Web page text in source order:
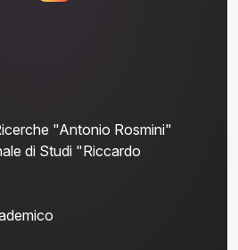
"Antonio Rosmini"
di Studi "Riccardo